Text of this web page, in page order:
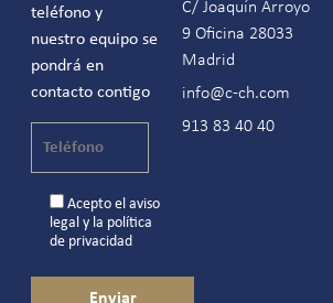
teléfono y
nuestro equipo se
pondrá en
contacto contigo
Acepto el aviso
legaly la política
de privacidad
C/ Joaquín Arroyo
9 Oficina 28033
Madrid
info@c-ch.com
913 83 40 40